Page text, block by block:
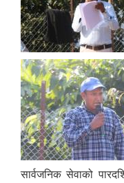
सार्वजनिक सेवाको